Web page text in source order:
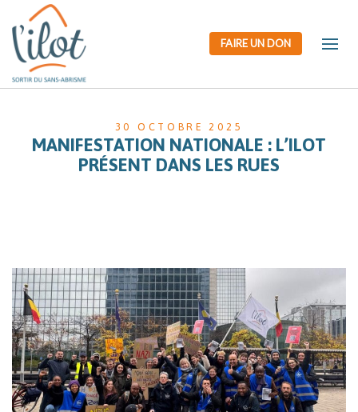
30 OCTOBRE 2025
MANIFESTATION NATIONALE : L’ILOT
PRÉSENT DANS LES RUES
FAIRE UN DON